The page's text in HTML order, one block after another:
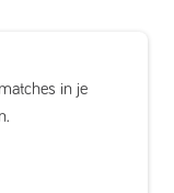
in je